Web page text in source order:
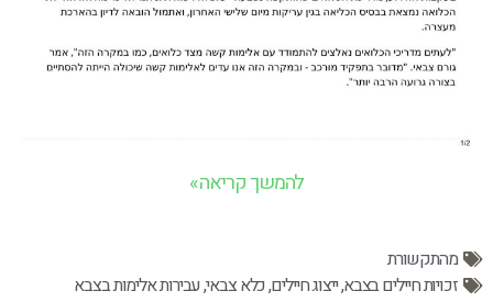
להמשך קריאה »
מהתקשורת
זכויות חיילים בצבא,ייצוג חיילים,כלא צבאי,עבירות אלימות בצבא